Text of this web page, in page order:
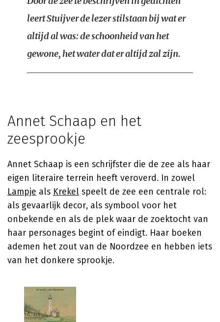
leert Stuijver de lezer stilstaan bij wat er
altijd al was: de schoonheid van het
gewone, het water dat er altijd zal zijn.
Annet Schaap en het
zeesprookje
Annet Schaap is een schrijfster die de zee als haar
eigen literaire terrein heeft veroverd. In zowel
Lampje als Krekel speelt de zee een centrale rol:
als gevaarlijk decor, als symbool voor het
onbekende en als de plek waar de zoektocht van
haar personages begint of eindigt. Haar boeken
ademen het zout van de Noordzee en hebben iets
van het donkere sprookje.